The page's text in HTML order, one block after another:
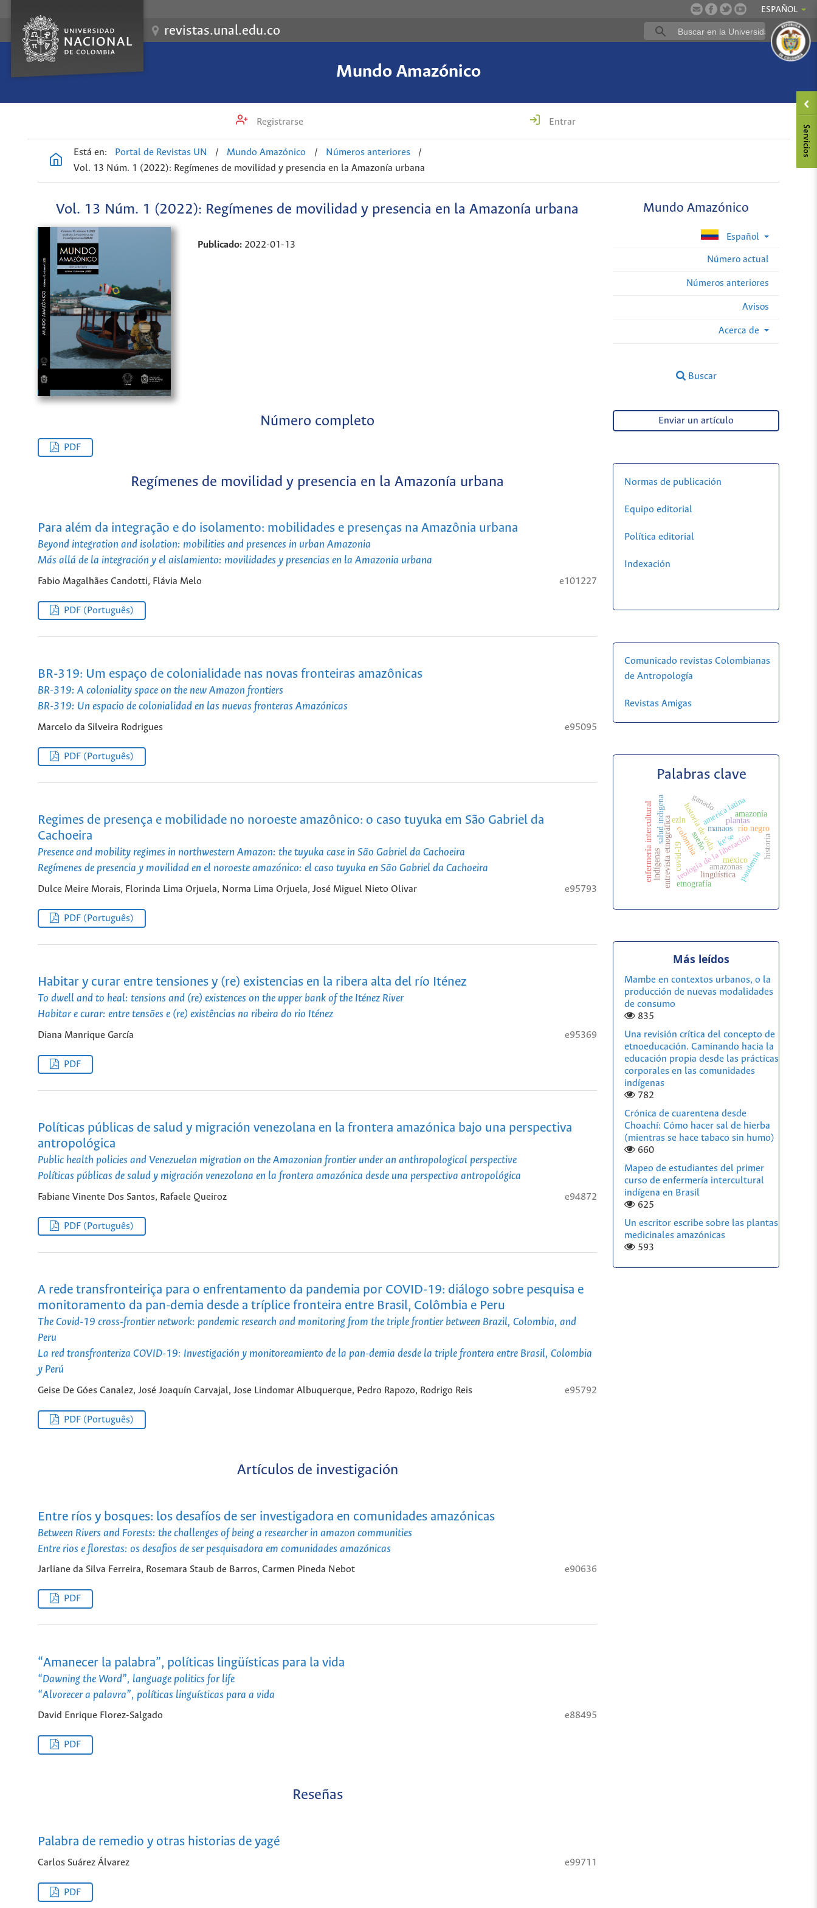
ESPAÑOL
revistas.unal.edu.co
Mundo Amazónico
Registrarse Entrar
Está en: Portal de Revistas UN / Mundo Amazónico / Números anteriores
/
Vol. 13 Núm. 1 (2022): Regímenes de movilidad y presencia en la Amazonía urbana
Mundo Amazónico
Español
Número actual
Números anteriores
Avisos
Acerca de
Buscar
Vol. 13 Núm. 1 (2022): Regímenes de movilidad y presencia en la Amazonía urbana
Publicado: 2022-01-13
Número completo
PDF
Regímenes de movilidad y presencia en la Amazonía urbana
Para além da integração e do isolamento: mobilidades e presenças na Amazônia urbana
Beyond integration and isolation: mobilities and presences in urban Amazonia
Más allá de la integración y el aislamiento: movilidades y presencias en la Amazonia urbana
Fabio Magalhães Candotti, Flávia Melo e101227
PDF (Português)
BR-319: Um espaço de colonialidade nas novas fronteiras amazônicas
BR-319: A coloniality space on the new Amazon frontiers
BR-319: Un espacio de colonialidad en las nuevas fronteras Amazónicas
Marcelo da Silveira Rodrigues e95095
PDF (Português)
Regimes de presença e mobilidade no noroeste amazônico: o caso tuyuka em São Gabriel da
Cachoeira
Presence and mobility regimes in northwestern Amazon: the tuyuka case in São Gabriel da Cachoeira
Regímenes de presencia y movilidad en el noroeste amazónico: el caso tuyuka en São Gabriel da Cachoeira
Dulce Meire Morais, Florinda Lima Orjuela, Norma Lima Orjuela, José Miguel Nieto Olivar e95793
PDF (Português)
Habitar y curar entre tensiones y (re) existencias en la ribera alta del río Iténez
To dwell and to heal: tensions and (re) existences on the upper bank of the Iténez River
Habitar e curar: entre tensões e (re) existências na ribeira do rio Iténez
Diana Manrique García e95369
PDF
Políticas públicas de salud y migración venezolana en la frontera amazónica bajo una perspectiva
antropológica
Public health policies and Venezuelan migration on the Amazonian frontier under an anthropological perspective
Políticas públicas de salud y migración venezolana en la frontera amazónica desde una perspectiva antropológica
Fabiane Vinente Dos Santos, Rafaele Queiroz e94872
PDF (Português)
A rede transfronteiriça para o enfrentamento da pandemia por COVID-19: diálogo sobre pesquisa e
monitoramento da pan-demia desde a tríplice fronteira entre Brasil, Colômbia e Peru
The Covid-19 cross-frontier network: pandemic research and monitoring from the triple frontier between Brazil, Colombia, and
Peru
La red transfronteriza COVID-19: Investigación y monitoreamiento de la pan-demia desde la triple frontera entre Brasil, Colombia
y Perú
Geise De Góes Canalez, José Joaquín Carvajal, Jose Lindomar Albuquerque, Pedro Rapozo, Rodrigo Reis e95792
PDF (Português)
Artículos de investigación
Entre ríos y bosques: los desafíos de ser investigadora en comunidades amazónicas
Between Rivers and Forests: the challenges of being a researcher in amazon communities
Entre rios e florestas: os desafios de ser pesquisadora em comunidades amazónicas
Jarliane da Silva Ferreira, Rosemara Staub de Barros, Carmen Pineda Nebot e90636
PDF
“Amanecer la palabra”, políticas lingüísticas para la vida
“Dawning the Word”, language politics for life
“Alvorecer a palavra”, políticas linguísticas para a vida
David Enrique Florez-Salgado e88495
PDF
Reseñas
Palabra de remedio y otras historias de yagé
Carlos Suárez Álvarez e99711
PDF
Enviar un artículo
Normas de publicación
Equipo editorial
Política editorial
Indexación
Comunicado revistas Colombianas
de Antropología
Revistas Amigas
Palabras clave
entrevista etnográfica historia de vida
ezln
teología de la liberación
méxico
salud indigena
covid-19
manaos
america latina
plantas
río negro
pandemia
amazonas
colombia
ganado
amazonía
indígenas
historia
lingüística
etnografía
.
enfermería intercultural ke’se
sueño
Más leídos
Mambe en contextos urbanos, o la
producción de nuevas modalidades
de consumo
835
Una revisión crítica del concepto de
etnoeducación. Caminando hacia la
educación propia desde las prácticas
corporales en las comunidades
indígenas
782
Crónica de cuarentena desde
Choachí: Cómo hacer sal de hierba
(mientras se hace tabaco sin humo)
660
Mapeo de estudiantes del primer
curso de enfermería intercultural
indígena en Brasil
625
Un escritor escribe sobre las plantas
medicinales amazónicas
593